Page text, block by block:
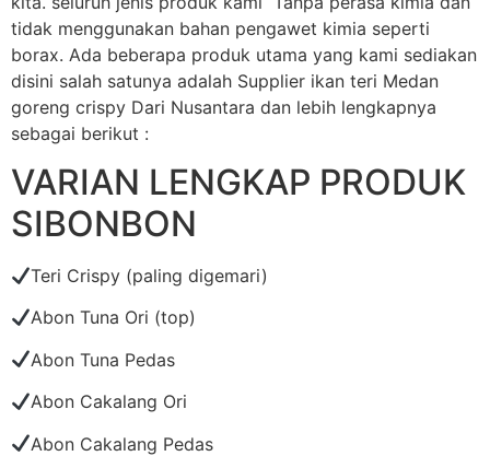
tidak menggunakan bahan pengawet kimia seperti
borax. Ada beberapa produk utama yang kami sediakan
disini salah satunya adalah Supplier ikan teri Medan
goreng crispy Dari Nusantara dan lebih lengkapnya
sebagai berikut :
VARIAN LENGKAP PRODUK
SIBONBON
Teri Crispy (paling digemari)
Abon Tuna Ori (top)
Abon Tuna Pedas
Abon Cakalang Ori
Abon Cakalang Pedas